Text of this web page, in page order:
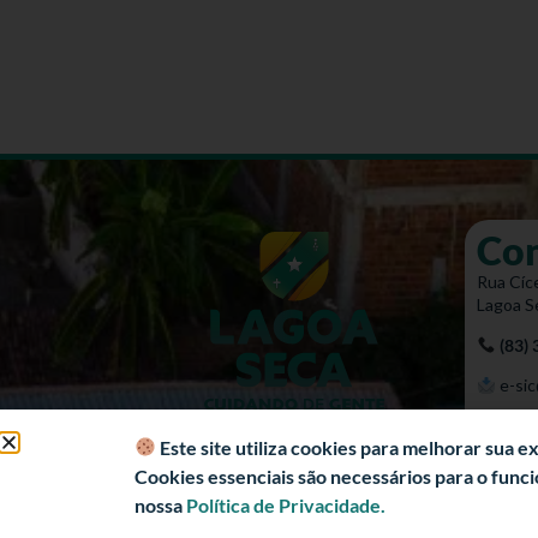
Rua
Lagoa
(83)
e-
Este site utiliza cookies para melhorar sua
Cookies essenciais são necessários para o
nossa Política de Privacidade.